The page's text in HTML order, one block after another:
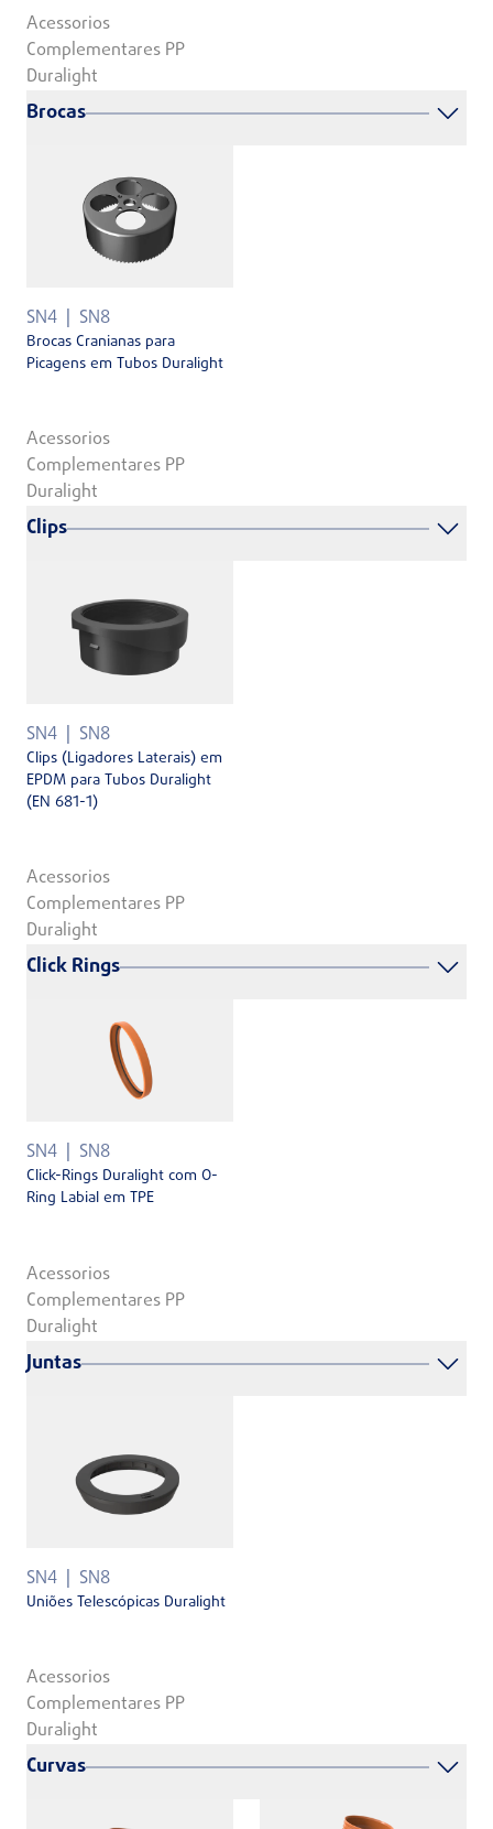
Acessorios
Complementares PP
Duralight
Brocas
SN4 SN8
Brocas Cranianas para
Picagens em Tubos Duralight
Acessorios
Complementares PP
Duralight
Clips
SN4 SN8
Clips (Ligadores Laterais) em
EPDM para Tubos Duralight
(EN 681-1)
Acessorios
Complementares PP
Duralight
Click Rings
SN4 SN8
Click-Rings Duralight com O-
Ring Labial em TPE
Acessorios
Complementares PP
Duralight
Juntas
SN4 SN8
Uniões Telescópicas Duralight
Acessorios
Complementares PP
Duralight
Curvas